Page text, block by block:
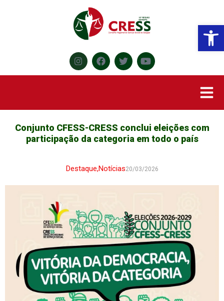
Conjunto CFESS-CRESS conclui eleições com
participação da categoria em todo o país
Destaque,Notícias20/03/2026